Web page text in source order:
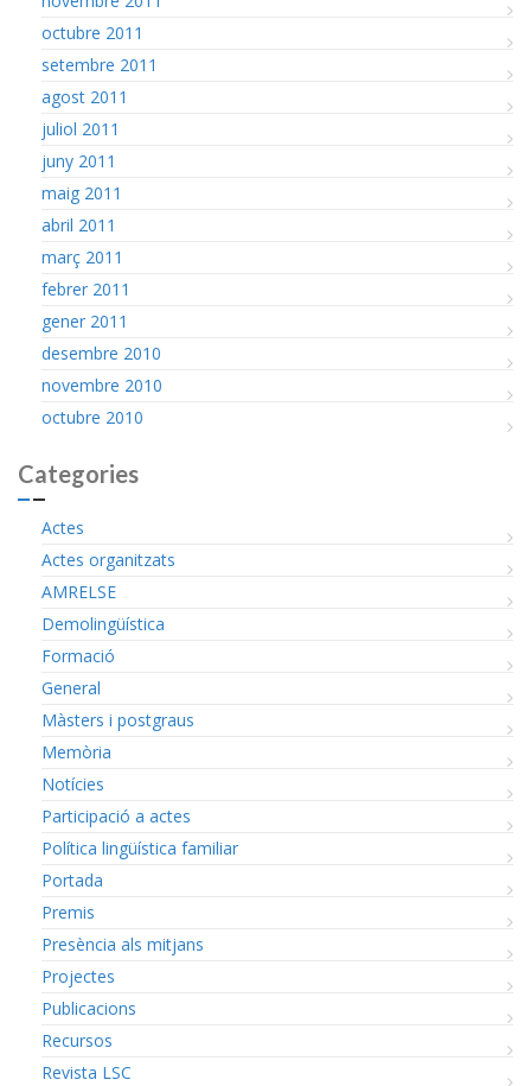
octubre 2011
setembre 2011
agost 2011
juliol 2011
juny 2011
maig 2011
abril 2011
març 2011
febrer 2011
gener 2011
desembre 2010
novembre 2010
octubre 2010
Categories
Actes
Actes organitzats
AMRELSE
Demolingüística
Formació
General
Màsters i postgraus
Memòria
Notícies
Participació a actes
Política lingüística familiar
Portada
Premis
Presència als mitjans
Projectes
Publicacions
Recursos
Revista LSC